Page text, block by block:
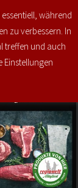
während
zu verbessern. In
treffen und auch
Einstellungen